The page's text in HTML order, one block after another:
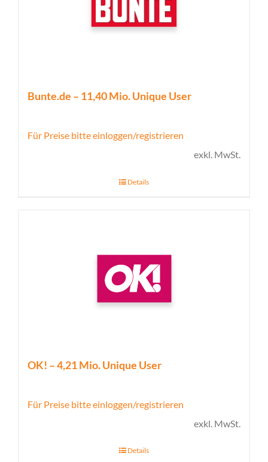
Bunte.de – 11,40 Mio. Unique User
Für Preise bitte einloggen/registrieren
exkl. MwSt.
Details
OK! – 4,21 Mio. Unique User
Für Preise bitte einloggen/registrieren
exkl. MwSt.
Details